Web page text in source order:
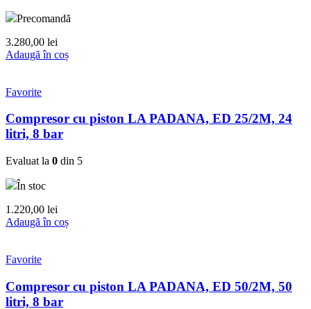
Precomandă
3.280,00 lei
Adaugă în coș
Favorite
Compresor cu piston LA PADANA, ED 25/2M, 24
litri, 8 bar
Evaluat la 0 din 5
În stoc
1.220,00 lei
Adaugă în coș
Favorite
Compresor cu piston LA PADANA, ED 50/2M, 50
litri, 8 bar